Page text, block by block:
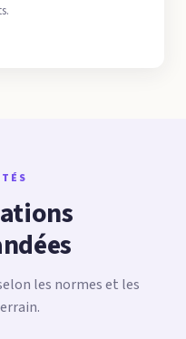
les normes et les